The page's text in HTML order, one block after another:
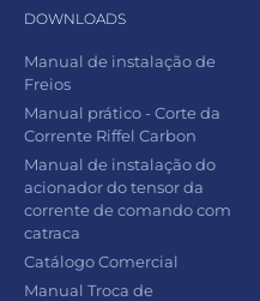
DOWNLOADS
Manual de instalação de
Freios
Manual prático - Corte da
Corrente Riffel Carbon
Manual de instalação do
acionador do tensor da
corrente de comando com
catraca
Catálogo Comercial
Manual Troca de